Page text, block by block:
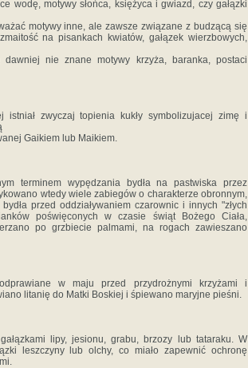
wodę, motywy słońca, księżyca i gwiazd, czy gałązki
motywy inne, ale zawsze związane z budzącą się
na pisankach kwiatów, gałązek wierzbowych,
nie znane motywy krzyża, baranka, postaci
istniał zwyczaj topienia kukły symbolizujacej zimę i
Gaikiem lub Maikiem.
terminem wypędzania bydła na pastwiska przez
wtedy wiele zabiegów o charakterze obronnym,
przed oddziaływaniem czarownic i innych "złych
poświęconych w czasie świąt Bożego Ciała,
po grzbiecie palmami, na rogach zawieszano
w maju przed przydrożnymi krzyżami i
litanię do Matki Boskiej i śpiewano maryjne pieśni.
lipy, jesionu, grabu, brzozy lub tataraku. W
leszczyny lub olchy, co miało zapewnić ochronę